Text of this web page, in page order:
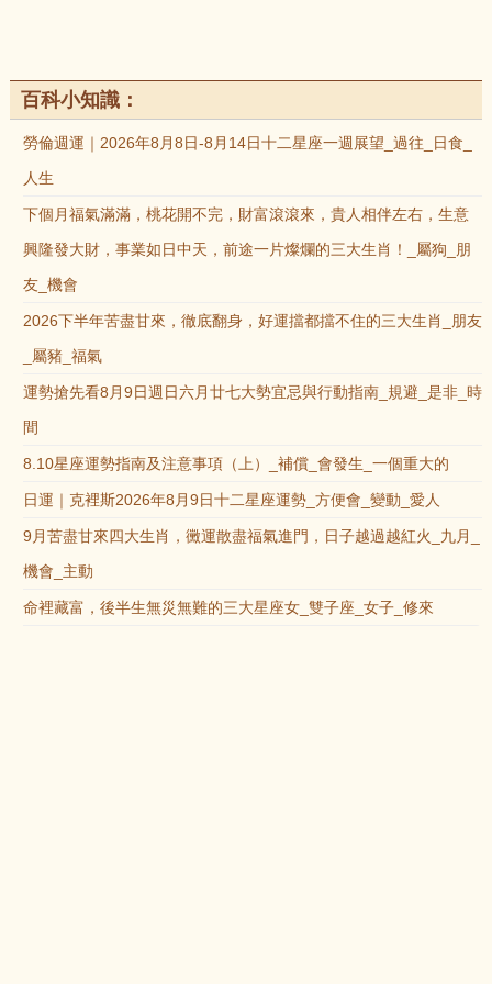
百科小知識：
勞倫週運｜2026年8月8日-8月14日十二星座一週展望_過往_日食_
人生
下個月福氣滿滿，桃花開不完，財富滾滾來，貴人相伴左右，生意
興隆發大財，事業如日中天，前途一片燦爛的三大生肖！_屬狗_朋
友_機會
2026下半年苦盡甘來，徹底翻身，好運擋都擋不住的三大生肖_朋友
_屬豬_福氣
運勢搶先看8月9日週日六月廿七大勢宜忌與行動指南_規避_是非_時
間
8.10星座運勢指南及注意事項（上）_補償_會發生_一個重大的
日運｜克裡斯2026年8月9日十二星座運勢_方便會_變動_愛人
9月苦盡甘來四大生肖，黴運散盡福氣進門，日子越過越紅火_九月_
機會_主動
命裡藏富，後半生無災無難的三大星座女_雙子座_女子_修來